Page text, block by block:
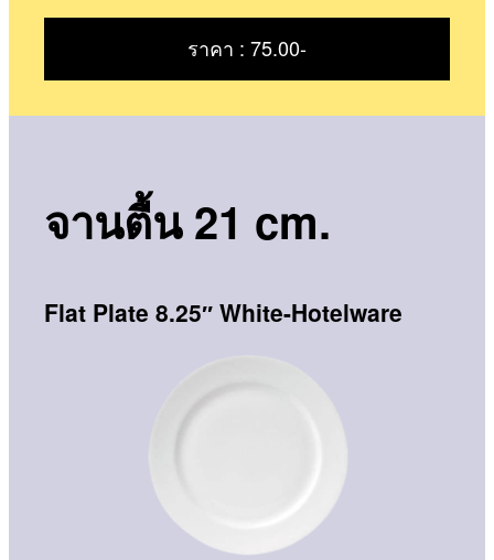
ราคา : 75.00-
จานตื้น 21 cm.
Flat Plate 8.25″ White-Hotelware